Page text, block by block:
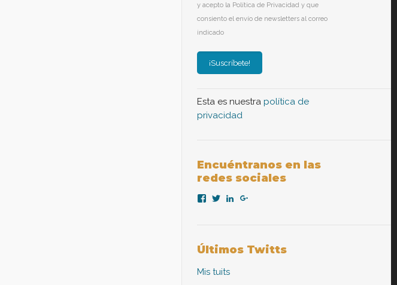
y acepto la Política de Privacidad y que
consiento el envío de newsletters al correo
indicado
Esta es nuestrapolítica de
privacidad
Encuéntranos en las
redes sociales
Ver
Facebook
Ver
Twitter
Ver
aplicada
en
Google+
Últimos Twitts
Mis tuits